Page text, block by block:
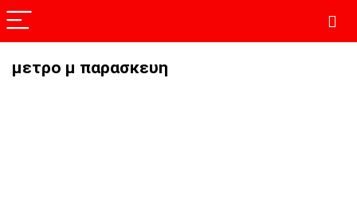
μετρο μ παρασκευη